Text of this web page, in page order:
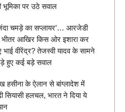
भूमिका पर उठे सवाल
चमड़े का सप्लायर’… आरजेडी
आखिर किस ओर इशारा कर
भाई वीरेंद्र? तेजस्वी यादव के सामने
हुए कई बड़े सवाल
हसीना के ऐलान से बांग्लादेश में
सियासी हलचल, भारत ने दिया ये